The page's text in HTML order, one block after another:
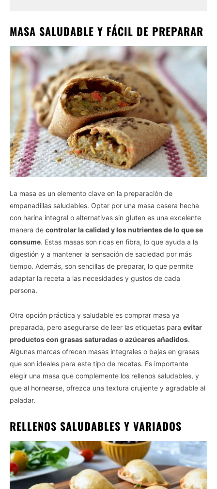
MASA SALUDABLE Y FÁCIL DE PREPARAR
La masa es un elemento clave en la preparación de
empanadillas saludables. Optar por una masa casera hecha
con harina integral o alternativas sin gluten es una excelente
manera de controlar la calidad y los nutrientes de lo que se
consume. Estas masas son ricas en fibra, lo que ayuda a la
digestión y a mantener la sensación de saciedad por más
tiempo. Además, son sencillas de preparar, lo que permite
adaptar la receta a las necesidades y gustos de cada
persona.
Otra opción práctica y saludable es comprar masa ya
preparada, pero asegurarse de leer las etiquetas para evitar
productos con grasas saturadas o azúcares añadidos.
Algunas marcas ofrecen masas integrales o bajas en grasas
que son ideales para este tipo de recetas. Es importante
elegir una masa que complemente los rellenos saludables, y
que al hornearse, ofrezca una textura crujiente y agradable al
paladar.
RELLENOS SALUDABLES Y VARIADOS